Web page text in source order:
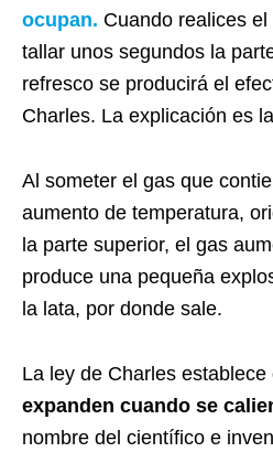
ocupan. Cuando realices
tallar unos segundos la
refresco se producirá el
Charles. La explicación es
Al someter el gas que
aumento de temperatura,
la parte superior, el gas
produce una pequeña
la lata, por donde sale.
La ley de Charles establece
expanden cuando se
nombre del científico e